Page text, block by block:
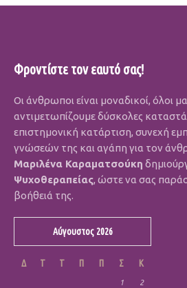
Φροντίστε τον εαυτό σας!
Οι άνθρωποι είναι μοναδικοί, όλοι
αντιμετωπίζουμε δύσκολες
επιστημονική κατάρτιση, συνεχή
γνώσεών της και αγάπη για τον
Μαριλένα Καραματσούκη
Ψυχοθεραπείας, ώστε να σας
βοήθειά της.
Αύγουστος 2026
Δ Τ Τ Π Π Σ Κ
1 2